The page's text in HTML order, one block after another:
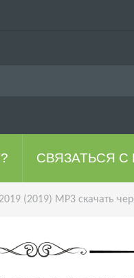
СВЯЗАТЬСЯ С
(2019) MP3 скачать